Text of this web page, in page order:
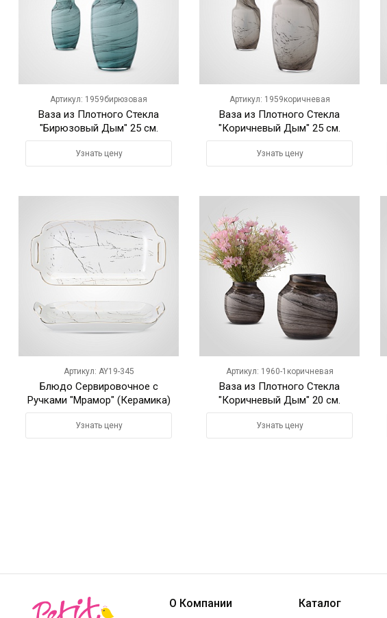
Артикул: 1959бирюзовая
Ваза из Плотного Стекла
"Бирюзовый Дым" 25 см.
Узнать цену
Артикул: 1959коричневая
Ваза из Плотного Стекла
"Коричневый Дым" 25 см.
Узнать цену
Артикул: AY19-345
Блюдо Сервировочное с
Ручками "Мрамор" (Керамика)
Узнать цену
Артикул: 1960-1коричневая
Ваза из Плотного Стекла
"Коричневый Дым" 20 см.
Узнать цену
О Компании Каталог